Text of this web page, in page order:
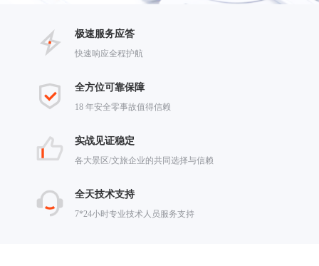
极速服务应答
快速响应全程护航
全方位可靠保障
18 年安全零事故值得信赖
实战见证稳定
各大景区/文旅企业的共同选择与信赖
全天技术支持
7*24小时专业技术人员服务支持